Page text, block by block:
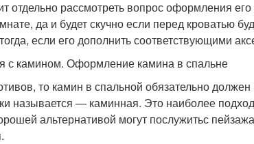
отдельно рассмотреть вопрос оформления
да и будет скучно если перед кроватью
если его дополнить соответствующими
то камин в спальной обязательно должен
называется — каминная. Это наиболее
альтернативой могут послужитьс